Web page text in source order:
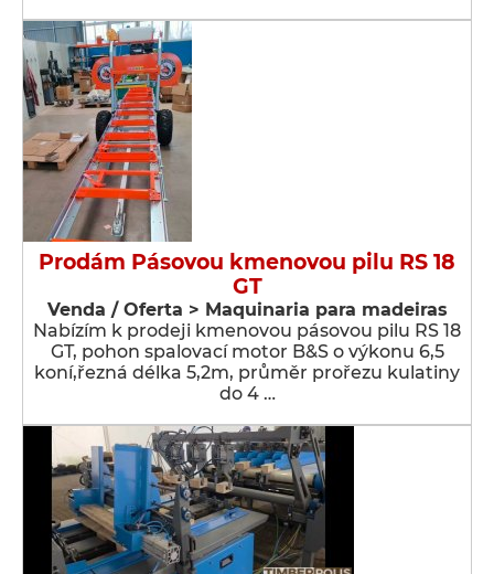
Prodám Pásovou kmenovou pilu RS 18
GT
Venda / Oferta > Maquinaria para madeiras
Nabízím k prodeji kmenovou pásovou pilu RS 18
GT, pohon spalovací motor B&S o výkonu 6,5
koní,řezná délka 5,2m, průměr prořezu kulatiny
do 4 …